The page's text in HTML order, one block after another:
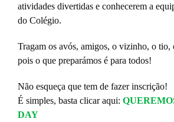
atividades divertidas e conhecerem a
do Colégio.
Tragam os avós, amigos, o vizinho, o
pois o que preparámos é para todos!
Não esqueça que tem de fazer inscrição!
É simples, basta clicar aqui:
DAY